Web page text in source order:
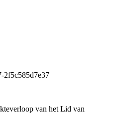
2f5c585d7e37
van het Lid van